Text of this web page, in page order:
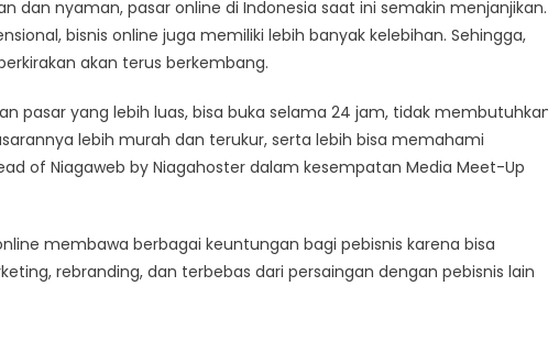
dan nyaman, pasar online di Indonesia saat ini semakin menjanjikan.
bisnis online juga memiliki lebih banyak kelebihan. Sehingga,
akan terus berkembang.
pasar yang lebih luas, bisa buka selama 24 jam, tidak
lebih murah dan terukur, serta lebih bisa memahami
of Niagaweb by Niagahoster dalam kesempatan Media Meet-Up
membawa berbagai keuntungan bagi pebisnis karena bisa
rebranding, dan terbebas dari persaingan dengan pebisnis lain